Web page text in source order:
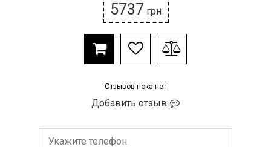
5737 грн
Отзывов пока нет
Добавить отзыв